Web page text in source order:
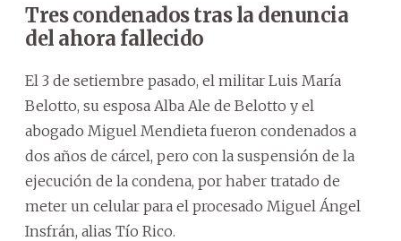
Tres condenados tras la denuncia
del ahora fallecido
El 3 de setiembre pasado, el militar Luis María
Belotto, su esposa Alba Ale de Belotto y el
abogado Miguel Mendieta fueron condenados a
dos años de cárcel, pero con la suspensión de la
ejecución de la condena, por haber tratado de
meter un celular para el procesado Miguel Ángel
Insfrán, alias Tío Rico.